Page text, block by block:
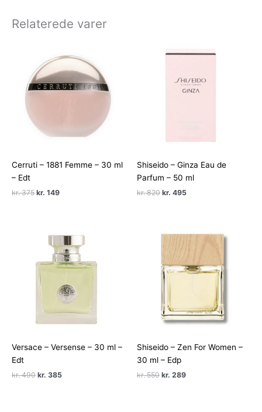
Relaterede varer
Cerruti – 1881 Femme – 30 ml
– Edt
kr.375 Den
kr. 149Den
Shiseido – Ginza Eau de
Parfum – 50 ml
kr.820 Den
kr. 495Den
Versace – Versense – 30 ml –
Edt
kr.490 Den
kr. 385Den
Shiseido – Zen For Women –
30 ml – Edp
kr.550 Den
kr. 289Den